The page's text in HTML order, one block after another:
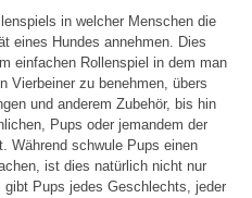
in welcher Menschen die
eines Hundes annehmen. Dies
einfachen Rollenspiel in dem man
Vierbeiner zu benehmen, übers
und anderem Zubehör, bis hin
Pups oder jemandem der
Während schwule Pups einen
ist dies natürlich nicht nur
Pups jedes Geschlechts, jeder